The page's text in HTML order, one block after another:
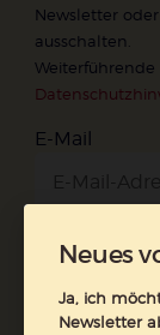
Newsletter
ausschalten.
E-Mail
Neues
Ja, ich
Newsletter